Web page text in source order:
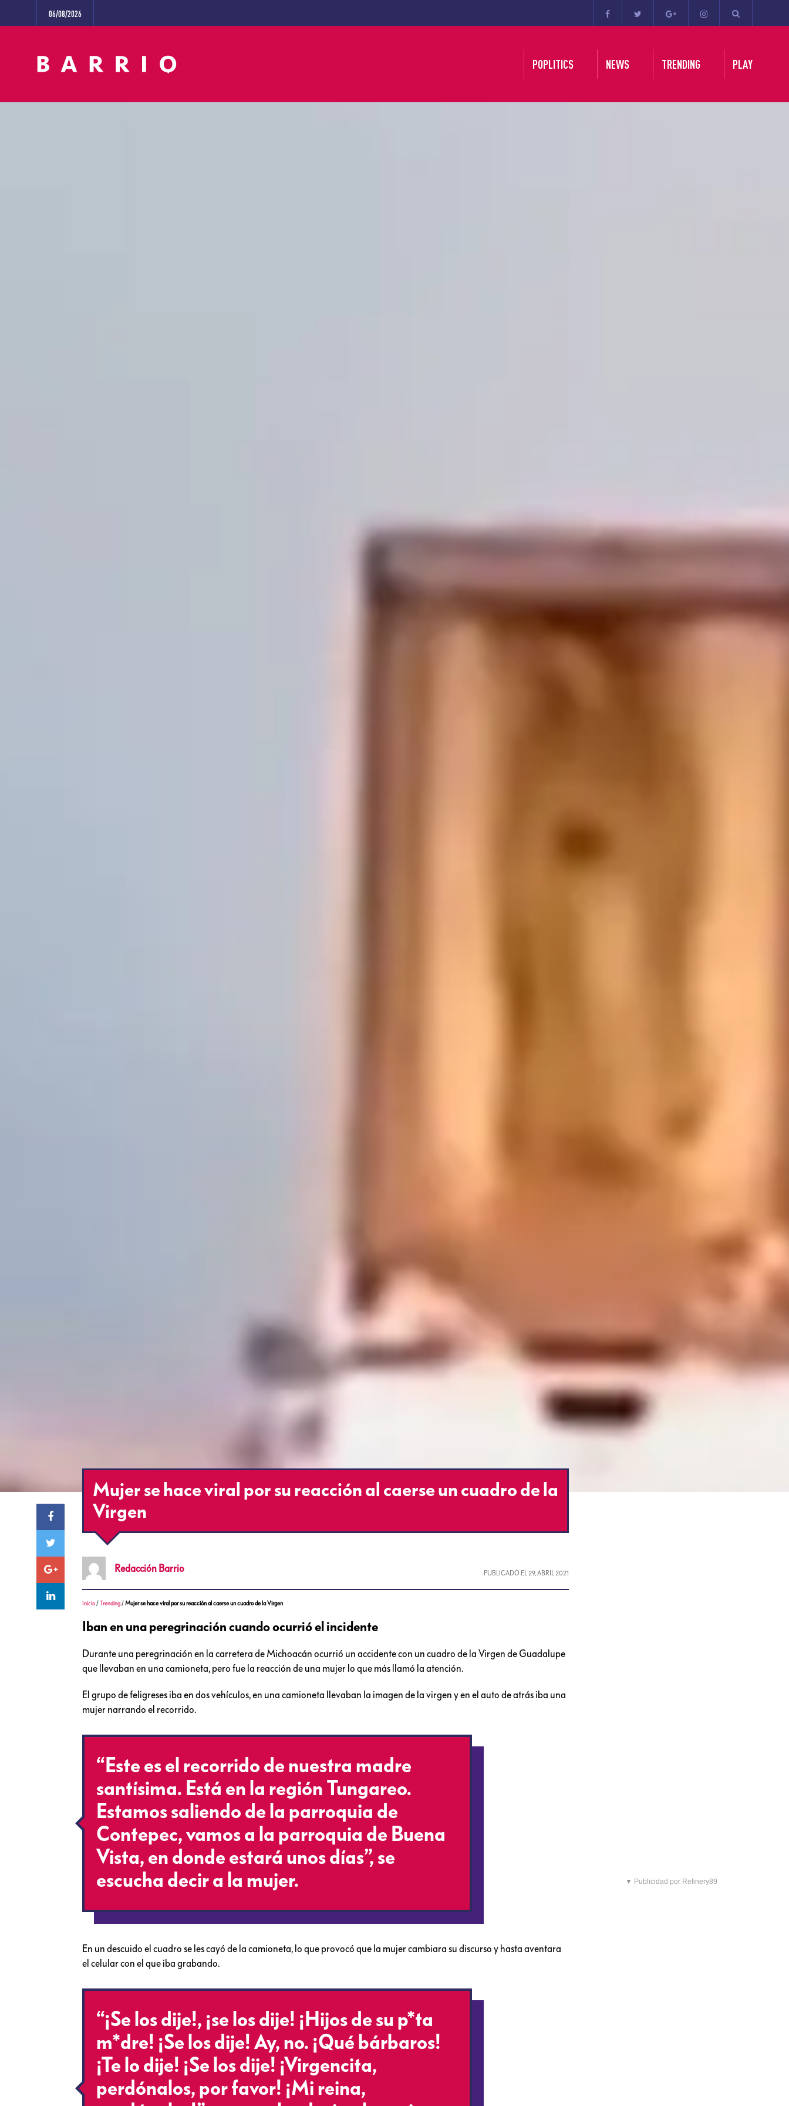
06/08/2026
POPLITICS NEWS TRENDING PLAY
Mujer se hace viral por su reacción al caerse un cuadro de la
Virgen
Redacción Barrio PUBLICADO EL 29, ABRIL 2021
Inicio /Trending /Mujer se hace viral por su reacción al caerse un cuadro de la Virgen
Iban en una peregrinación cuando ocurrió el incidente
Durante una peregrinación en la carretera de Michoacán ocurrió un accidente con un cuadro de la Virgen de Guadalupe
que llevaban en una camioneta, pero fue la reacción de una mujer lo que más llamó la atención.
El grupo de feligreses iba en dos vehículos, en una camioneta llevaban la imagen de la virgen y en el auto de atrás iba una
mujer narrando el recorrido.
“Este es el recorrido de nuestra madre
santísima. Está en la región Tungareo.
Estamos saliendo de la parroquia de
Contepec, vamos a la parroquia de Buena
Vista, en donde estará unos días”, se
escucha decir a la mujer.
En un descuido el cuadro se les cayó de la camioneta, lo que provocó que la mujer cambiara su discurso y hasta aventara
el celular con el que iba grabando.
“¡Se los dije!, ¡se los dije! ¡Hijos de su p*ta
m*dre! ¡Se los dije! Ay, no. ¡Qué bárbaros!
¡Te lo dije! ¡Se los dije! ¡Virgencita,
perdónalos, por favor! ¡Mi reina,
▼ Publicidad por Refinery89